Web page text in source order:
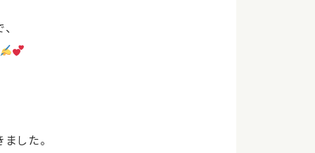
した。